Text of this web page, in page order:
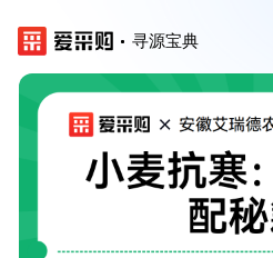
寻源宝典